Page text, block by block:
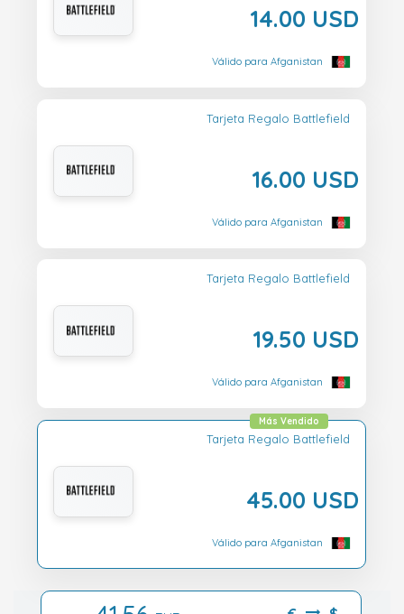
14.00 USD
Válido para Afganistan
Tarjeta Regalo Battlefield
16.00 USD
Válido para Afganistan
Tarjeta Regalo Battlefield
19.50 USD
Válido para Afganistan
Tarjeta Regalo Battlefield
45.00 USD
Más Vendido
Válido para Afganistan